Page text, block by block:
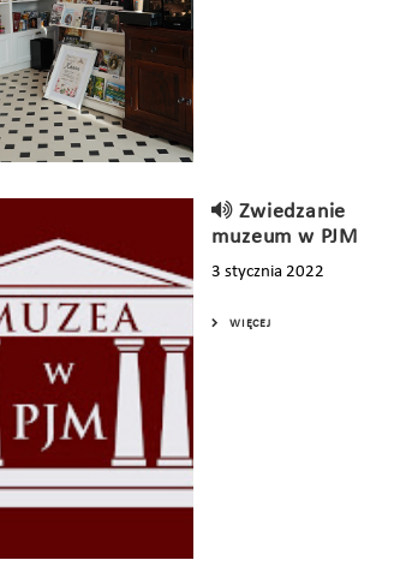
Zwiedzanie
muzeum w PJM
3 stycznia 2022
WIĘCEJ